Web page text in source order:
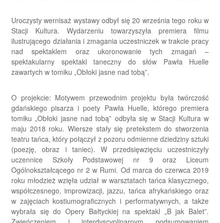
Uroczysty wernisaż wystawy odbył się 20 września tego roku w
Stacji Kultura. Wydarzeniu towarzyszyła premiera filmu
ilustrującego działania i zmagania uczestniczek w trakcie pracy
nad spektaklem oraz ukoronowanie tych zmagań –
spektakularny spektakl taneczny do słów Pawła Huelle
zawartych w tomiku „Obłoki jasne nad tobą”.
O projekcie: Motywem przewodnim projektu była twórczość
gdańskiego pisarza i poety Pawła Huelle, którego premiera
tomiku „Obłoki jasne nad tobą” odbyła się w Stacji Kultura w
maju 2018 roku. Wiersze stały się pretekstem do stworzenia
teatru tańca, który połączył z pozoru odmienne dziedziny sztuki
(poezję, obraz i taniec). W przedsięwzięciu uczestniczyły
uczennice Szkoły Podstawowej nr 9 oraz Liceum
Ogólnokształcącego nr 2 w Rumi. Od marca do czerwca 2019
roku młodzież wzięła udział w warsztatach tańca klasycznego,
współczesnego, improwizacji, jazzu, tańca afrykańskiego oraz
w zajęciach kostiumograficznych i performatywnych, a także
wybrała się do Opery Bałtyckiej na spektakl „B jak Balet”.